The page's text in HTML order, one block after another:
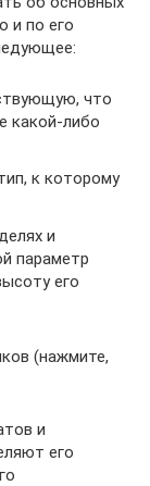
и по его
что
какой-либо
к которому
и
параметр
его
(нажмите,
и
его